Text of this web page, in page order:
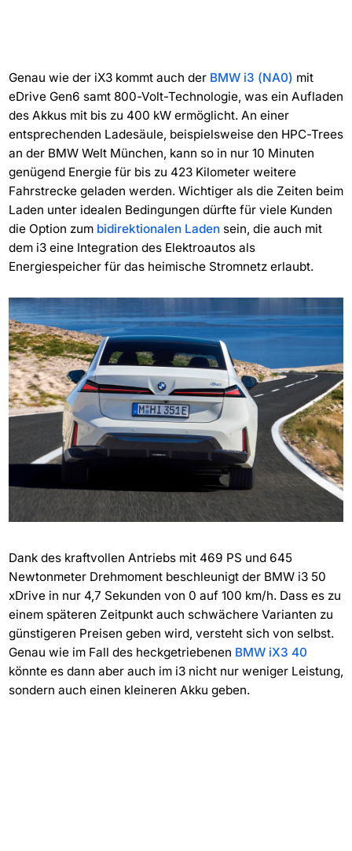
Genau wie der iX3 kommt auch der BMW i3 (NA0) mit
eDrive Gen6 samt 800-Volt-Technologie, was ein Aufladen
des Akkus mit bis zu 400 kW ermöglicht. An einer
entsprechenden Ladesäule, beispielsweise den HPC-Trees
an der BMW Welt München, kann so in nur 10 Minuten
genügend Energie für bis zu 423 Kilometer weitere
Fahrstrecke geladen werden. Wichtiger als die Zeiten beim
Laden unter idealen Bedingungen dürfte für viele Kunden
die Option zum bidirektionalen Ladensein, die auch mit
dem i3 eine Integration des Elektroautos als
Energiespeicher für das heimische Stromnetz erlaubt.
Dank des kraftvollen Antriebs mit 469 PS und 645
Newtonmeter Drehmoment beschleunigt der BMW i3 50
xDrive in nur 4,7 Sekunden von 0 auf 100 km/h. Dass es zu
einem späteren Zeitpunkt auch schwächere Varianten zu
günstigeren Preisen geben wird, versteht sich von selbst.
Genau wie im Fall des heckgetriebenen BMW iX3 40
könnte es dann aber auch im i3 nicht nur weniger Leistung,
sondern auch einen kleineren Akku geben.